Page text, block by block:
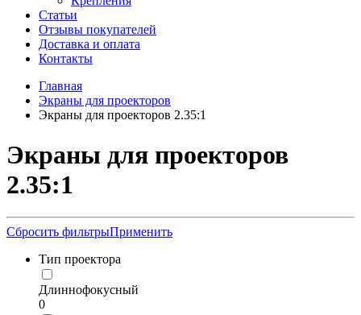
Статьи
Отзывы покупателей
Доставка и оплата
Контакты
Главная
Экраны для проекторов
Экраны для проекторов 2.35:1
Экраны для проекторов
2.35:1
Сбросить фильтрыПрименить
Тип проектора
Длиннофокусный
0